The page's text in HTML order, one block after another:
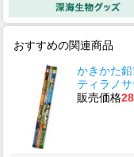
おすすめの関連商品
かきかた
ティラノ
販売価格